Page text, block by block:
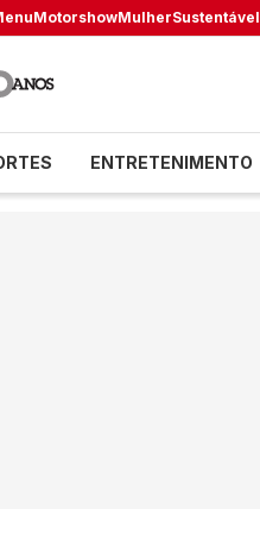
MotorshowMulherSustentável
ENTRETENIMENTO